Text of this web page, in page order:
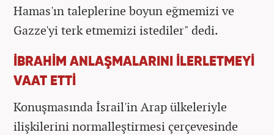
Hamas'ın taleplerine boyun eğmemizi ve
Gazze'yi terk etmemizi istediler" dedi.
İBRAHİM ANLAŞMALARINI İLERLETMEYİ
VAAT ETTİ
Konuşmasında İsrail'in Arap ülkeleriyle
ilişkilerini normalleştirmesi çerçevesinde